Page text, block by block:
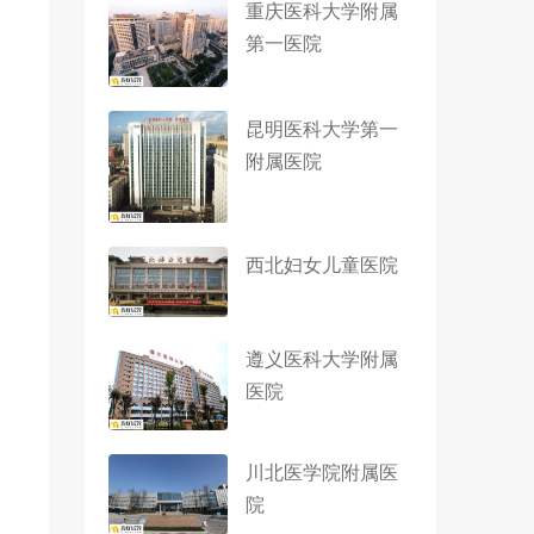
重庆医科大学附属
第一医院
昆明医科大学第一
附属医院
西北妇女儿童医院
遵义医科大学附属
医院
川北医学院附属医
院